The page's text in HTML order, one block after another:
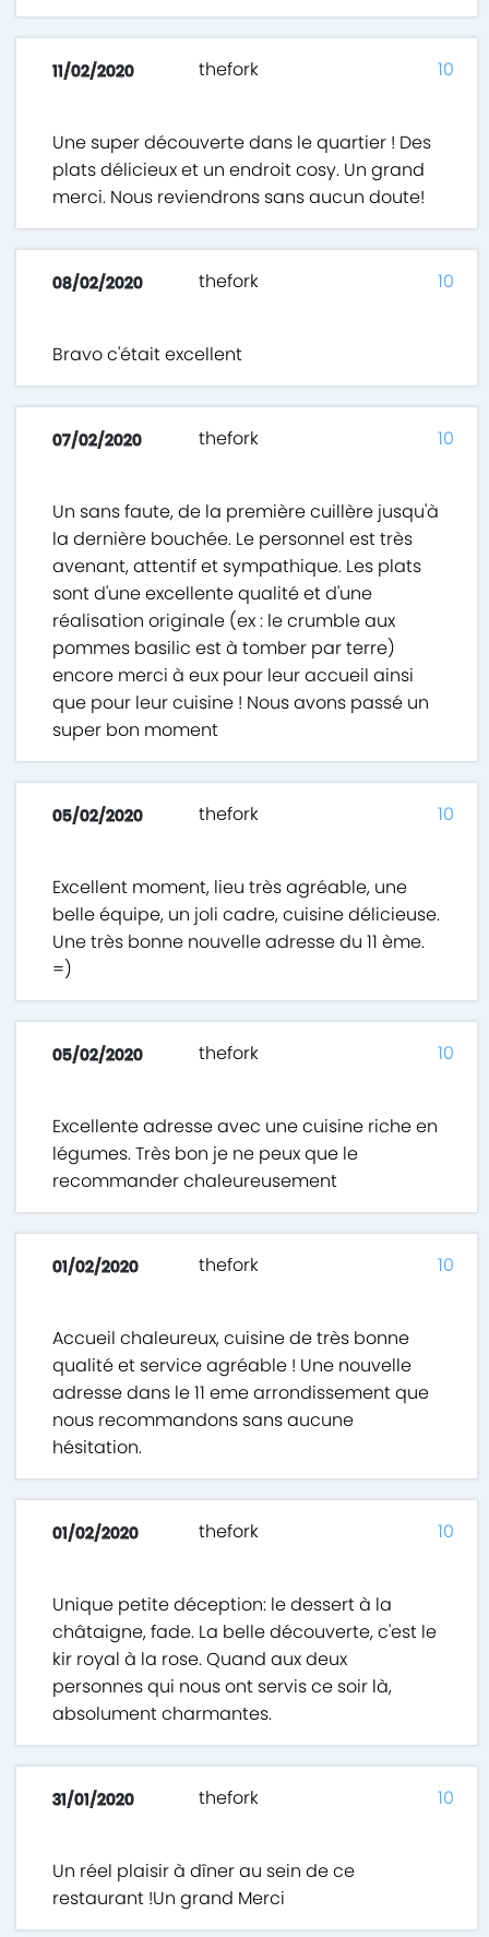
11/02/2020 thefork
Une super découverte dans le quartier ! Des
plats délicieux et un endroit cosy. Un grand
merci. Nous reviendrons sans aucun doute!
10
08/02/2020 thefork
Bravo c'était excellent
10
07/02/2020 thefork
Un sans faute, de la première cuillère jusqu'à
la dernière bouchée. Le personnel est très
avenant, attentif et sympathique. Les plats
sont d'une excellente qualité et d'une
réalisation originale (ex : le crumble aux
pommes basilic est à tomber par terre)
encore merci à eux pour leur accueil ainsi
que pour leur cuisine ! Nous avons passé un
super bon moment
10
05/02/2020 thefork
Excellent moment, lieu très agréable, une
belle équipe, un joli cadre, cuisine délicieuse.
Une très bonne nouvelle adresse du 11 ème.
=)
10
05/02/2020 thefork
Excellente adresse avec une cuisine riche en
légumes. Très bon je ne peux que le
recommander chaleureusement
10
01/02/2020 thefork
Accueil chaleureux, cuisine de très bonne
qualité et service agréable ! Une nouvelle
adresse dans le 11 eme arrondissement que
nous recommandons sans aucune
hésitation.
10
01/02/2020 thefork
Unique petite déception: le dessert à la
châtaigne, fade. La belle découverte, c'est le
kir royal à la rose. Quand aux deux
personnes qui nous ont servis ce soir là,
absolument charmantes.
10
31/01/2020 thefork
Un réel plaisir à dîner au sein de ce
restaurant !Un grand Merci
10